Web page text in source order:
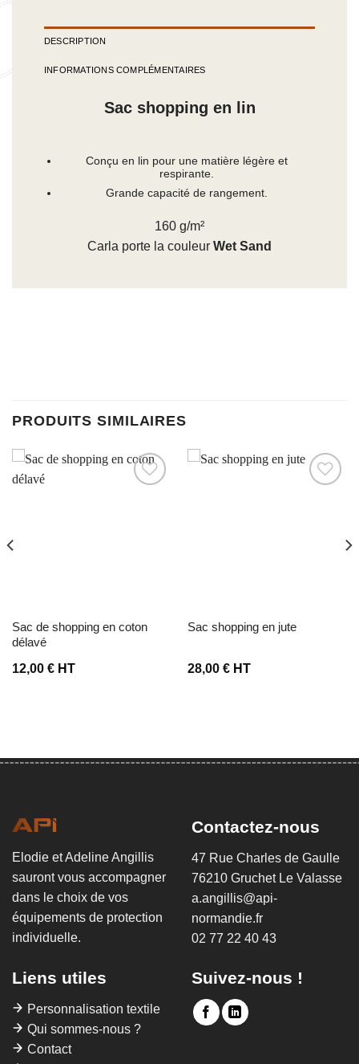
DESCRIPTION
INFORMATIONS COMPLÉMENTAIRES
Sac shopping en lin
Conçu en lin pour une matière légère et
respirante.
Grande capacité de rangement.
160 g/m²
Carla porte la couleur Wet Sand
PRODUITS SIMILAIRES
sac de shopping en coton
délavé
12,00 €HT
sac shopping en jute
28,00 €HT
Elodie et Adeline Angillis
sauront vous accompagner
dans le choix de vos
équipements de protection
individuelle.
Contactez-nous
47 Rue Charles de Gaulle
76210 Gruchet Le Valasse
a.angillis@api-
normandie.fr
02 77 22 40 43
Liens utiles
Personnalisation textile
Qui sommes-nous ?
Contact
Suivez-nous !